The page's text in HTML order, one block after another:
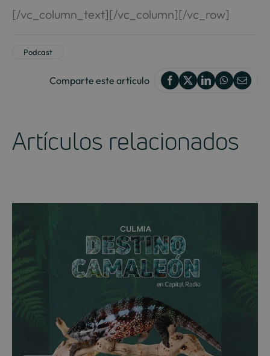
[/vc_column_text][/vc_column][/vc_row]
Podcast
Comparte este artículo
Artículos relacionados